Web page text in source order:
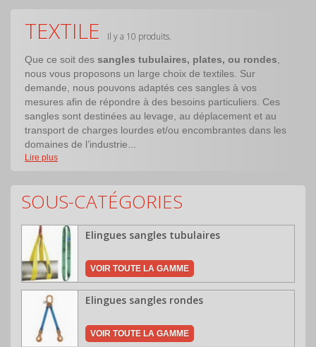
TEXTILE Il y a 10 produits.
Que ce soit des sangles tubulaires, plates, ou rondes
nous vous proposons un large choix de textiles. Sur
demande, nous pouvons adaptés ces sangles à vos
mesures afin de répondre à des besoins particuliers. Ces
sangles sont destinées au levage, au déplacement et au
transport de charges lourdes et/ou encombrantes dans les
domaines de l’industrie...
Lire plus
SOUS-CATÉGORIES
Elingues sangles tubulaires
VOIR TOUTE LA GAMME
Elingues sangles rondes
VOIR TOUTE LA GAMME